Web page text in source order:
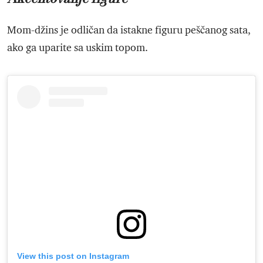
Mom-džins je odličan da istakne figuru peščanog sata,
ako ga uparite sa uskim topom.
View this post on Instagram